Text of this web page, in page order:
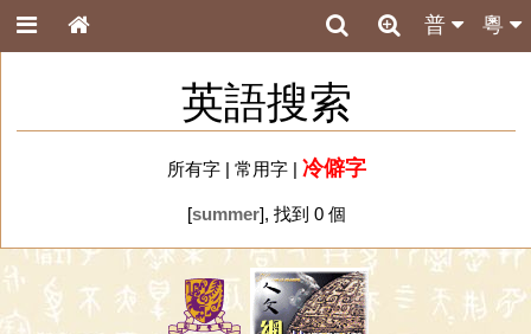
粵
普
英語搜索
所有字| 常用字| 冷僻字
[summer], 找到 0 個